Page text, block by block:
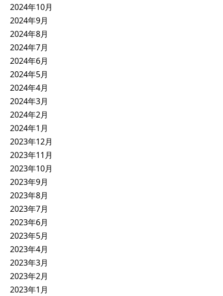
2024年10月
2024年9月
2024年8月
2024年7月
2024年6月
2024年5月
2024年4月
2024年3月
2024年2月
2024年1月
2023年12月
2023年11月
2023年10月
2023年9月
2023年8月
2023年7月
2023年6月
2023年5月
2023年4月
2023年3月
2023年2月
2023年1月